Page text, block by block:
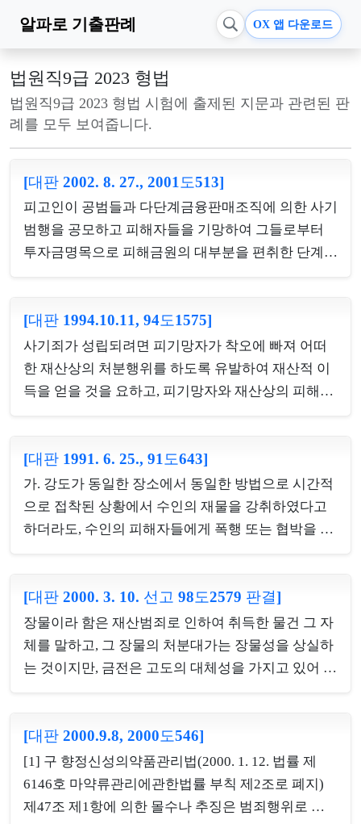
알파로 기출판례 OX 앱 다운로드
법원직9급 2023 형법
법원직9급 2023 형법 시험에 출제된 지문과 관련된 판
례를 모두 보여줍니다.
[대판 2002. 8. 27., 2001도513]
피고인이 공범들과 다단계금융판매조직에 의한 사기
범행을 공모하고 피해자들을 기망하여 그들로부터
투자금명목으로 피해금원의 대부분을 편취한 단계에
취금원도 같은 기망상태가 계속된 가운데 같은 공범
들에 의하여 같은 방법으로 수수됨으로써 피해자별
로 포괄일죄의 관계에 있으므로 이에 대하여도 피고
인은 공범으로서의 책임을 부담한다.
[대판 1994.10.11, 94도1575]
사기죄가 성립되려면 피기망자가 착오에 빠져 어떠
한 재산상의 처분행위를 하도록 유발하여 재산적 이
득을 얻을 것을 요하고, 피기망자와 재산상의 피해자
지위에 있어야 하지만, 여기에서 피해자를 위하여 재
산을 처분할 수 있는 권능이나 지위라 함은 반드시 사
법상의 위임이나 대리권의 범위와 일치하여야 하는
것은 아니고 피해자의 의사에 기하여 재산을 처분할
라고 할지라도 위와 같은 권능을 갖거나 그 지위에 있
는 것으로 보아야 한다.
[대판 1991. 6. 25., 91도643]
가. 강도가 동일한 장소에서 동일한 방법으로 시간적
으로 접착된 상황에서 수인의 재물을 강취하였다고
하더라도, 수인의 피해자들에게 폭행 또는 협박을 가
의 강도죄를 구성하는 것이고, 다만 강도범인이 피해
자들의 반항을 억압하는 수단인 폭행·협박행위가 사
실상 공통으로 이루어졌기 때문에, 법률상 1개의 행
위로 평가되어 상상적경합으로 보아야 될 경우가 있
행·협박을 하고 있던 중, 마침 다른 방에서 나오던 여
관의 주인도 같은 방에 밀어 넣은 후, 주인으로부터
금품을 강취하고, 1층 안내실에서 종업원 소유의 현
금을 꺼내 갔다...
[대판 2000. 3. 10. 선고 98도2579 판결]
장물이라 함은 재산범죄로 인하여 취득한 물건 그 자
체를 말하고, 그 장물의 처분대가는 장물성을 상실하
는 것이지만, 금전은 고도의 대체성을 가지고 있어 다
적 가치가 거래상 의미를 가지고 유통되고 있는 점에
비추어 볼 때, 장물인 현금을 금융기관에 예금의 형태
로 보관하였다가 이를 반환받기 위하여 동일한 액수
의 현금을 인출한 경우에 예금계약의 성질상 인출된
[대판 2000.9.8, 2000도546]
[1] 구 향정신성의약품관리법(2000. 1. 12. 법률 제
6146호 마약류관리에관한법률 부칙 제2조로 폐지)
제47조 제1항에 의한 몰수나 추징은 범죄행위로 인